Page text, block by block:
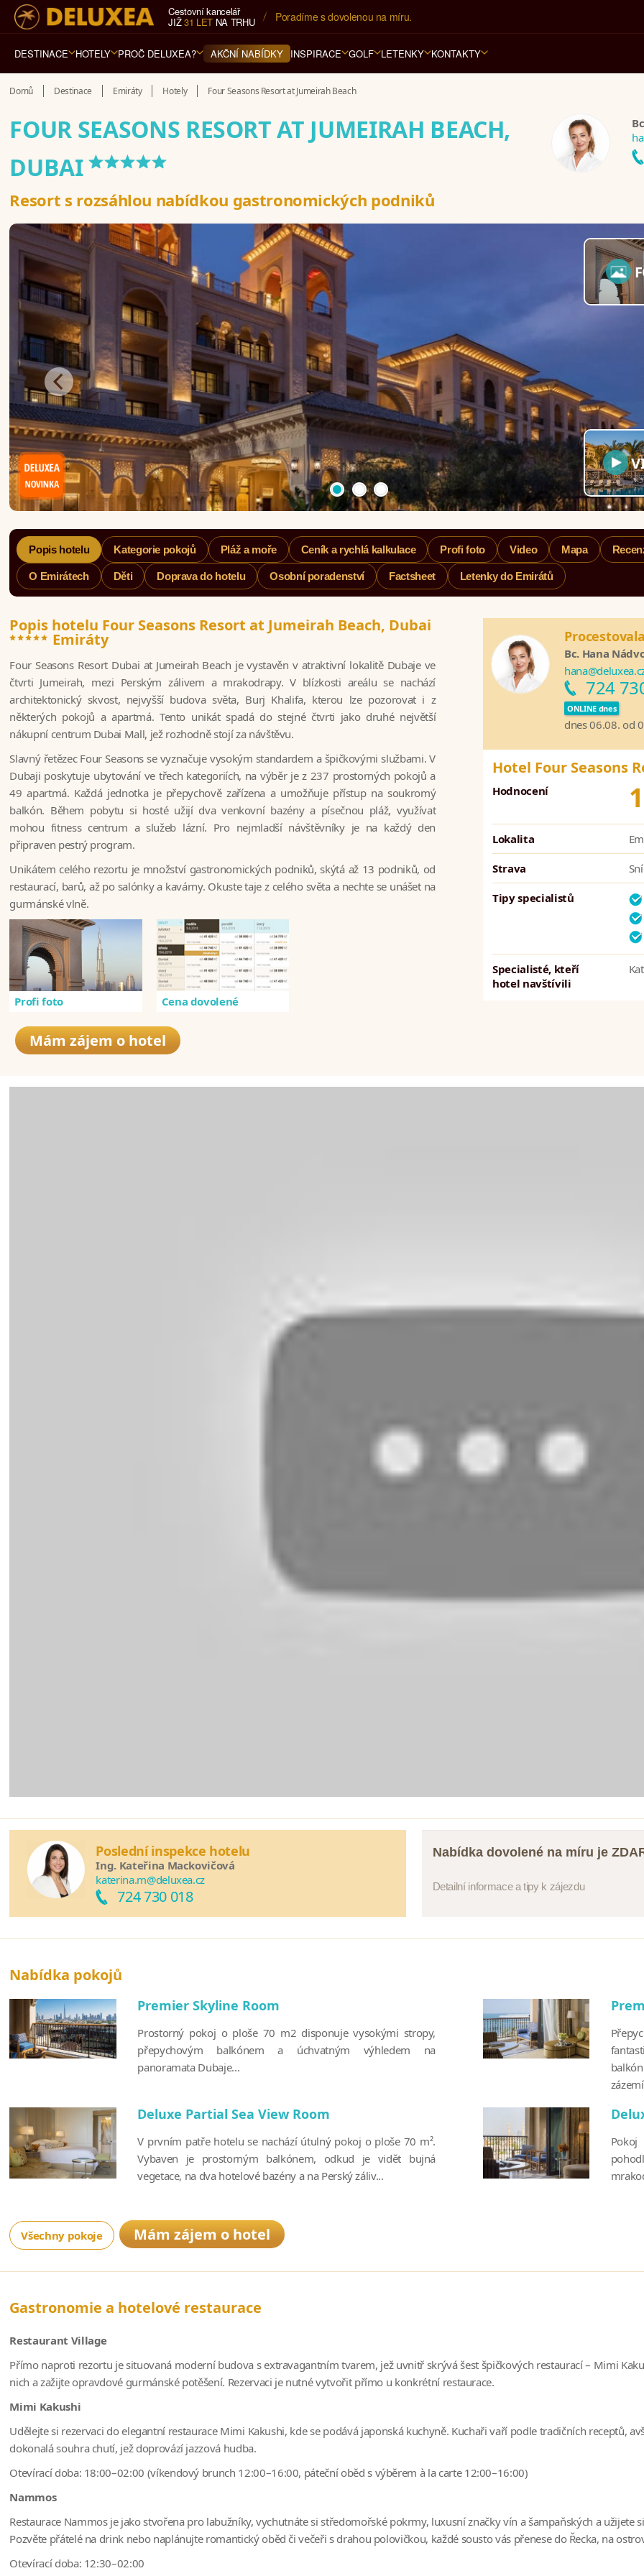
Cestovní kancelář
JIŽ31 LETNA TRHU 5* cestovní kancelář na luxusní dovolenou od 100.000 Kč.
DESTINACE HOTELY PROČ DELUXEA? AKČNÍ NABÍDKY INSPIRACE GOLF LETENKY KONTAKTY
Domů Destinace Emiráty Hotely Four Seasons Resort at Jumeirah Beach
FOUR SEASONS RESORT AT JUMEIRAH BEACH,
DUBAI*****
Resort s rozsáhlou nabídkou gastronomických podniků
Popis hotelu Kategorie pokojů Pláž a moře Ceník a rychlá kalkulace Profi foto Video Mapa
O Emirátech Děti Doprava do hotelu Osobní poradenství Factsheet Letenky do Emirátů
Bc. Hana
724
ONLINE dnes
dnes 06.08. od
Hotel Four Seasons
Hodnocení
Lokalita
Strava
Tipy specialistů
Specialisté, kteří
hotel navštívili
Popis hotelu Four Seasons Resort at Jumeirah Beach, Dubai
***** Emiráty
Four Seasons Resort Dubai at Jumeirah Beach je vystavěn v atraktivní lokalitě Dubaje ve
čtvrti Jumeirah, mezi Perským zálivem a mrakodrapy. V blízkosti areálu se nachází
architektonický skvost, nejvyšší budova světa, Burj Khalifa, kterou lze pozorovat i z
některých pokojů a apartmá. Tento unikát spadá do stejné čtvrti jako druhé největší
nákupní centrum Dubai Mall, jež rozhodně stojí za návštěvu.
Slavný řetězec Four Seasons se vyznačuje vysokým standardem a špičkovými službami. V
Dubaji poskytuje ubytování ve třech kategoriích, na výběr je z 237 prostorných pokojů a
49 apartmá. Každá jednotka je přepychově zařízena a umožňuje přístup na soukromý
balkón. Během pobytu si hosté užijí dva venkovní bazény a písečnou pláž, využívat
mohou fitness centrum a služeb lázní. Pro nejmladší návštěvníky je na každý den
připraven pestrý program.
Unikátem celého rezortu je množství gastronomických podniků, skýtá až 13 podniků, od
restaurací, barů, až po salónky a kavárny. Okuste taje z celého světa a nechte se unášet na
gurmánské vlně.
Profi foto Cena dovolené
Mám zájem o hotel
Poslední inspekce hotelu
Ing. Kateřina Mackovičová
katerina.m@deluxea.cz
724 730 018
Nabídka dovolené na míru je
Detailní informace a tipy k zájezdu
Nabídka pokojů
Premier Skyline Room
Prostorný pokoj o ploše 70 m2 disponuje vysokými stropy,
přepychovým balkónem a úchvatným výhledem na
panoramata Dubaje...
Deluxe Partial Sea View Room
V prvním patře hotelu se nachází útulný pokoj o ploše 70 m².
Vybaven je prostorným balkónem, odkud je vidět bujná
vegetace, na dva hotelové bazény a na Perský záliv...
Všechny pokoje Mám zájem o hotel
Gastronomie a hotelové restaurace
Restaurant Village
Přímo naproti rezortu je situovaná moderní budova s extravagantním tvarem, jež uvnitř skrývá šest špičkových restaurací – Mimi
nich a zažijte opravdové gurmánské potěšení. Rezervaci je nutné vytvořit přímo u konkrétní restaurace.
Mimi Kakushi
Udělejte si rezervaci do elegantní restaurace Mimi Kakushi, kde se podává japonská kuchyně. Kuchaři vaří podle tradičních receptů,
dokonalá souhra chutí, jež doprovází jazzová hudba.
Otevírací doba: 18:00–02:00 (víkendový brunch 12:00–16:00, páteční oběd s výběrem à la carte 12:00–16:00)
Nammos
Restaurace Nammos je jako stvořena pro labužníky, vychutnáte si středomořské pokrmy, luxusní značky vín a šampaňských a
Pozvěte přátelé na drink nebo naplánujte romantický oběd či večeři s drahou polovičkou, každé sousto vás přenese do Řecka, na
Otevírací doba: 12:30–02:00